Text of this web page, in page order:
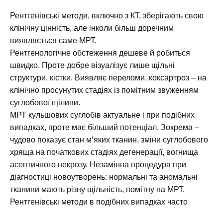
Рентгенівські методи, включно з КТ, зберігають свою
клінічну цінність, але інколи більш доречним
виявляється саме МРТ.
Рентгенологічне обстеження дешеве й робиться
швидко. Проте добре візуалізує лише щільні
структури, кістки. Виявляє переломи, коксартроз – на
клінічно просунутих стадіях із помітним звуженням
суглобової щілини.
МРТ кульшових суглобів актуальне і при подібних
випадках, проте має більший потенціал. Зокрема –
чудово показує стан м’яких тканин, зміни суглобового
хряща на початкових стадіях дегенерації, вогнища
асептичного некрозу. Незамінна процедура при
діагностиці новоутворень: нормальні та аномальні
тканини мають різну щільність, помітну на МРТ.
Рентгенівські методи в подібних випадках часто